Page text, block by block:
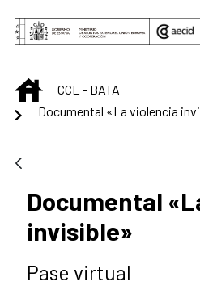
Saut au contenu principal
INICIOCCE - BATA
Documental «La violencia
Documental
invisible»
Pase virtual